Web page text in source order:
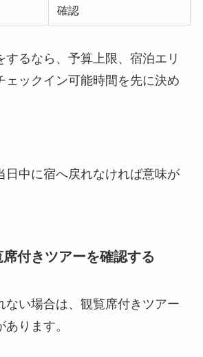
確認
するなら、予算上限、宿泊エリ
ェックイン可能時間を先に決め
日中に宿へ戻れなければ意味が
付きツアーを確認する
ない場合は、観覧席付きツアー
ります。